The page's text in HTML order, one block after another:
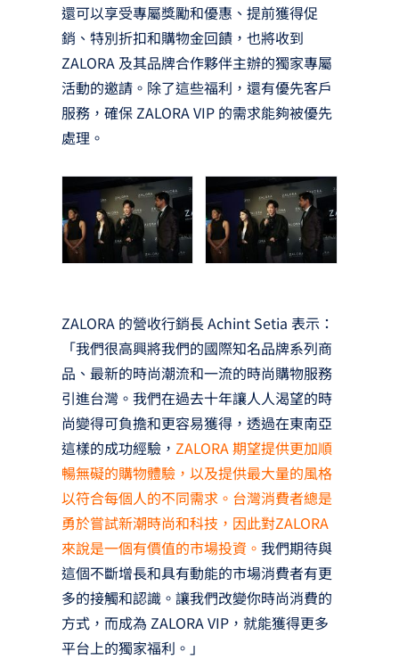
還可以享受專屬獎勵和優惠、提前獲得促
銷、特別折扣和購物金回饋，也將收到
ZALORA 及其品牌合作夥伴主辦的獨家專屬
活動的邀請。除了這些福利，還有優先客戶
服務，確保 ZALORA VIP 的需求能夠被優先
處理。
ZALORA 的營收行銷長 Achint Setia 表示：
「我們很高興將我們的國際知名品牌系列商
品、最新的時尚潮流和一流的時尚購物服務
引進台灣。我們在過去十年讓人人渴望的時
尚變得可負擔和更容易獲得，透過在東南亞
這樣的成功經驗， ZALORA 期望提供更加順
暢無礙的購物體驗，以及提供最大量的風格
以符合每個人的不同需求。台灣消費者總是
勇於嘗試新潮時尚和科技，因此對ZALORA
來說是一個有價值的市場投資。 我們期待與
這個不斷增長和具有動能的市場消費者有更
多的接觸和認識。讓我們改變你時尚消費的
方式，而成為 ZALORA VIP，就能獲得更多
平台上的獨家福利。」